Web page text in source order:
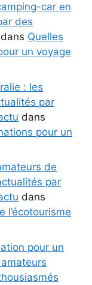
car en
des
dans Quelles
un voyage
: les
par
dans
pour un
de
par
dans
l’écotourisme
pour un